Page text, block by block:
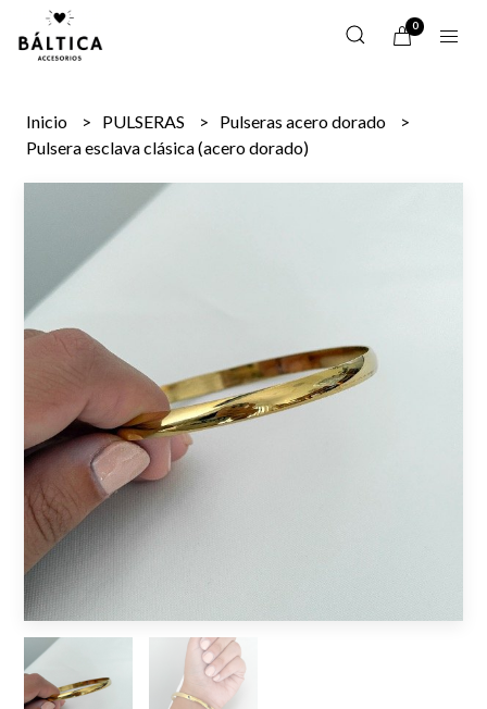
0
Inicio PULSERAS
Pulseras acero dorado
Pulsera esclava clásica (acero dorado)